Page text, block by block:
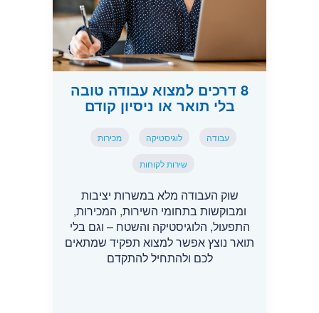
8 דרכים למצוא עבודה טובה
בלי תואר או ניסיון קודם
עבודה לוגיסטיקה מכירות
שירות לקוחות
שוק העבודה מלא במשרות יציבות
ומבוקשות בתחומי השירות, המכירות,
התפעול, הלוגיסטיקה והשטח – וגם בלי
תואר נוצץ אפשר למצוא תפקיד שמתאים
לכם ולהתחיל להתקדם